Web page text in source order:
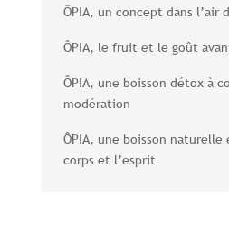
ÔPIA, un concept dans l’air
ÔPIA, le fruit et le goût
ÔPIA, une boisson détox à
modération
ÔPIA, une boisson naturelle
corps et l’esprit